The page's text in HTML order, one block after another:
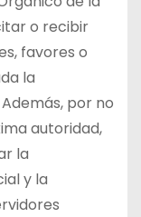
o recibir
favores o
la
por no
autoridad,
la
y la